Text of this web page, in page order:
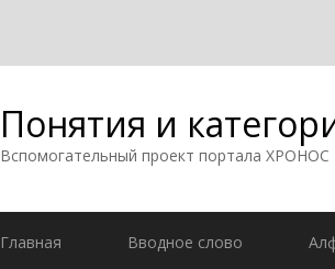
Понятия и
Вспомогательный проект портала ХРОНОС
Главная Вводное слово